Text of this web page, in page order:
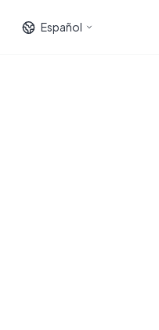
Español